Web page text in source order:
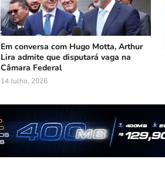
Em conversa com Hugo Motta, Arthur
Lira admite que disputará vaga na
Câmara Federal
14 Julho, 2026